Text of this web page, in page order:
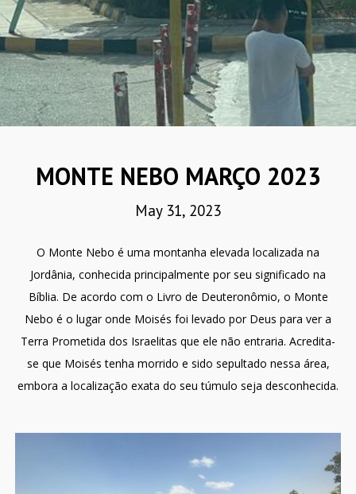
MONTE NEBO MARÇO 2023
May 31, 2023
O Monte Nebo é uma montanha elevada localizada na
Jordânia, conhecida principalmente por seu significado na
Bíblia. De acordo com o Livro de Deuteronômio, o Monte
Nebo é o lugar onde Moisés foi levado por Deus para ver a
Terra Prometida dos Israelitas que ele não entraria. Acredita-
se que Moisés tenha morrido e sido sepultado nessa área,
embora a localização exata do seu túmulo seja desconhecida.